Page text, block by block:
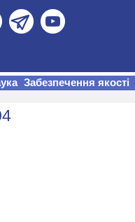
Забезпечення якості